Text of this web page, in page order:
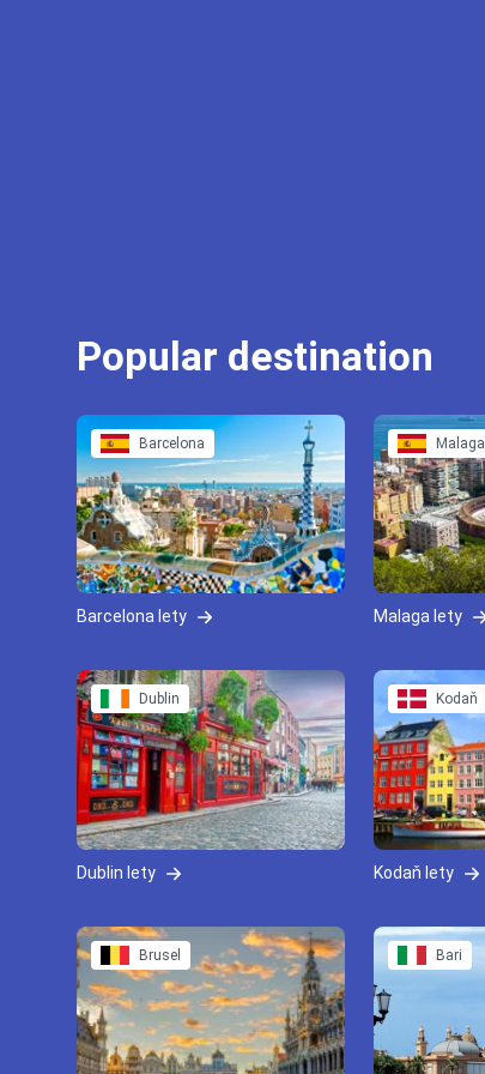
Popular destination
Barcelona
Barcelona lety
Malaga
Malaga lety
Dublin
Dublin lety
Kodaň
Kodaň lety
Brusel Bari